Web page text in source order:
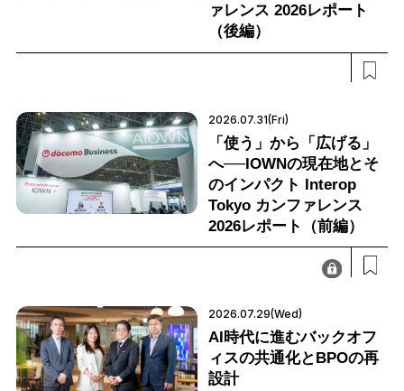
ァレンス 2026レポート
（後編）
2026.07.31(Fri)
「使う」から「広げる」
へ──IOWNの現在地とそ
のインパクト Interop
Tokyo カンファレンス
2026レポート（前編）
2026.07.29(Wed)
AI時代に進むバックオフ
ィスの共通化とBPOの再
設計